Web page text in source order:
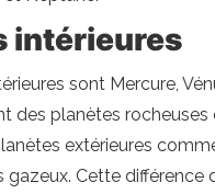
intérieures
sont Mercure,
des planètes rocheuses
extérieures
gazeux. Cette différence